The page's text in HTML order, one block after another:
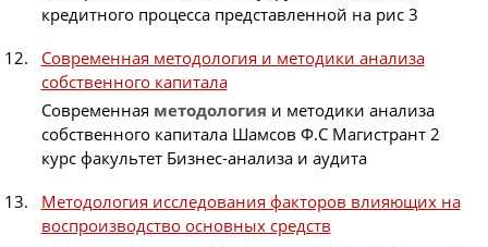
кредитного процесса представленной на рис 3
Современная методология и методики анализа
собственного капитала
Современная методология и методики анализа
собственного капитала Шамсов Ф.С Магистрант 2
курс факультет Бизнес-анализа и аудита
Методология исследования факторов влияющих на
воспроизводство основных средств